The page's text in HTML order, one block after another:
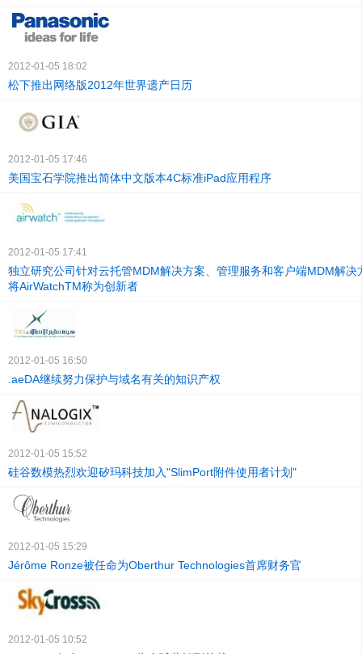
2012-01-05 18:02
松下推出网络版2012年世界遗产日历
2012-01-05 17:46
美国宝石学院推出简体中文版本4C标准iPad应用程序
2012-01-05 17:41
独立研究公司针对云托管MDM解决方案、管理服务和客户端MDM解决
将AirWatchTM称为创新者
2012-01-05 16:50
.aeDA继续努力保护与域名有关的知识产权
2012-01-05 15:52
硅谷数模热烈欢迎矽玛科技加入"SlimPort附件使用者计划"
2012-01-05 15:29
Jérôme Ronze被任命为Oberthur Technologies首席财务官
2012-01-05 10:52